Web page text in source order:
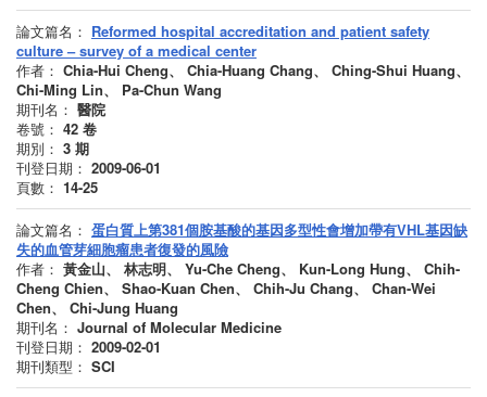
論文篇名： Reformed hospital accreditation and patient safety
culture – survey of a medical center
作者： Chia-Hui Cheng、 Chia-Huang Chang、 Ching-Shui Huang、
Chi-Ming Lin、 Pa-Chun Wang
期刊名： 醫院
卷號： 42 卷
期別： 3 期
刊登日期： 2009-06-01
頁數： 14-25
論文篇名： 蛋白質上第381個胺基酸的基因多型性會增加帶有VHL基因缺
失的血管芽細胞瘤患者復發的風險
作者： 黃金山、 林志明、 Yu-Che Cheng、 Kun-Long Hung、 Chih-
Cheng Chien、 Shao-Kuan Chen、 Chih-Ju Chang、 Chan-Wei
Chen、 Chi-Jung Huang
期刊名： Journal of Molecular Medicine
刊登日期： 2009-02-01
期刊類型： SCI